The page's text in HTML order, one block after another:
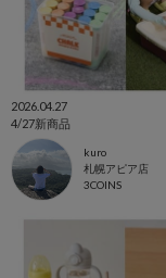
2026.04.27
4/27新商品
kuro
札幌アピア店
3COINS